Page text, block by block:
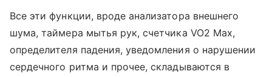
Все эти функции, вроде анализатора внешнего
шума, таймера мытья рук, счетчика VO2 Max,
определителя падения, уведомления о нарушении
сердечного ритма и прочее, складываются в